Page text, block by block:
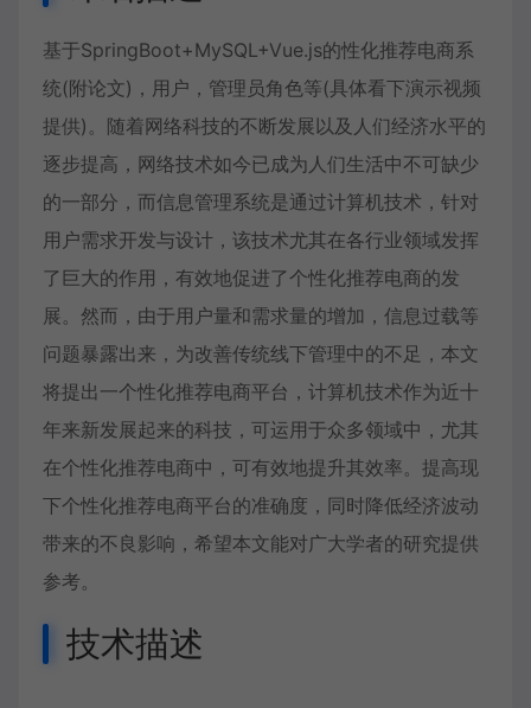
基于SpringBoot+MySQL+Vue.js的性化推荐电商系
统(附论文)，用户，管理员角色等(具体看下演示视频
提供)。随着网络科技的不断发展以及人们经济水平的
逐步提高，网络技术如今已成为人们生活中不可缺少
的一部分，而信息管理系统是通过计算机技术，针对
用户需求开发与设计，该技术尤其在各行业领域发挥
了巨大的作用，有效地促进了个性化推荐电商的发
展。然而，由于用户量和需求量的增加，信息过载等
问题暴露出来，为改善传统线下管理中的不足，本文
将提出一个性化推荐电商平台，计算机技术作为近十
年来新发展起来的科技，可运用于众多领域中，尤其
在个性化推荐电商中，可有效地提升其效率。提高现
下个性化推荐电商平台的准确度，同时降低经济波动
带来的不良影响，希望本文能对广大学者的研究提供
参考。
技术描述